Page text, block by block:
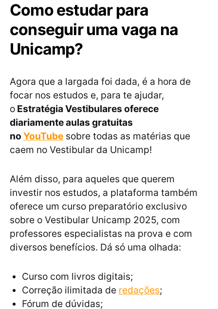
Como estudar para
conseguir uma vaga na
Unicamp?
Agora que a largada foi dada, é a hora de
focar nos estudos e, para te ajudar,
o Estratégia Vestibulares oferece
diariamente aulas gratuitas
no YouTube sobre todas as matérias que
caem no Vestibular da Unicamp!
Além disso, para aqueles que querem
investir nos estudos, a plataforma também
oferece um curso preparatório exclusivo
sobre o Vestibular Unicamp 2025, com
professores especialistas na prova e com
diversos benefícios. Dá só uma olhada:
Curso com livros digitais;
Correção ilimitada de redações;
Fórum de dúvidas;